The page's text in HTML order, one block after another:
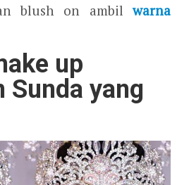
blush on ambilwarna
up
Sunda yang